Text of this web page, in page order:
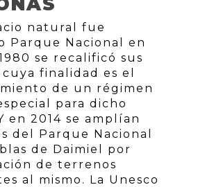
natural fue
Parque Nacional en
se recalificó sus
finalidad es el
de un régimen
para dicho
en 2014 se amplían
del Parque Nacional
de Daimiel por
de terrenos
al mismo. La Unesco